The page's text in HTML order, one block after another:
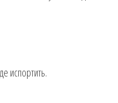
испортить.